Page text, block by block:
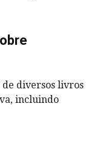
de diversos livros
incluindo